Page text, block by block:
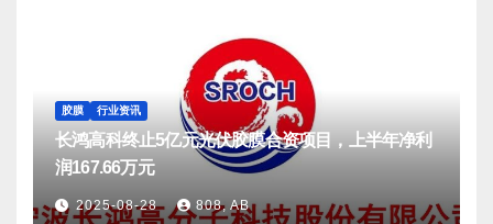
胶膜 行业资讯
长鸿高科终止5亿元光伏胶膜合资项目，上半年净利
润167.66万元
2025-08-28 808, AB